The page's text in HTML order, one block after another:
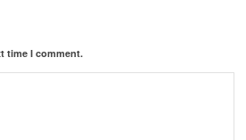
time I comment.